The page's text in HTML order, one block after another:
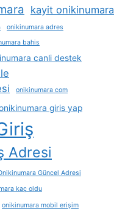
kayit onikinumara
onikinumara adres
bahis
canli destek
onikinumara com
giris yap
Adresi
Güncel Adresi
kaç oldu
onikinumara mobil erişim